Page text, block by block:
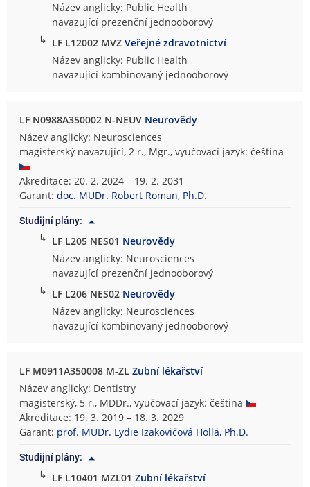
Název anglicky: Public Health
navazující prezenční jednooborový
↳ LF L12002 MVZVeřejné zdravotnictví
Název anglicky: Public Health
navazující kombinovaný jednooborový
LF N0988A350002 N-NEUV Neurovědy
Název anglicky: Neurosciences
magisterský navazující, 2 r., Mgr., vyučovací jazyk: čeština
Akreditace: 20. 2. 2024 – 19. 2. 2031
Garant:doc. MUDr. Robert Roman, Ph.D.
Studijní plány:
↳ LF L205 NES01 Neurovědy
Název anglicky: Neurosciences
navazující prezenční jednooborový
↳ LF L206 NES02 Neurovědy
Název anglicky: Neurosciences
navazující kombinovaný jednooborový
LF M0911A350008 M-ZLZubní lékařství
Název anglicky: Dentistry
magisterský, 5 r., MDDr., vyučovací jazyk: čeština
Akreditace: 19. 3. 2019 – 18. 3. 2029
Garant: prof. MUDr. Lydie Izakovičová Hollá, Ph.D.
Studijní plány:
↳ LF L10401 MZL01Zubní lékařství